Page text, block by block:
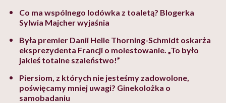
Co ma wspólnego lodówka z toaletą? Blogerka
Sylwia Majcher wyjaśnia
Była premier Danii Helle Thorning-Schmidt oskarża
eksprezydenta Francji o molestowanie. „To było
jakieś totalne szaleństwo!”
Piersiom, z których nie jesteśmy zadowolone,
poświęcamy mniej uwagi? Ginekolożka o
samobadaniu